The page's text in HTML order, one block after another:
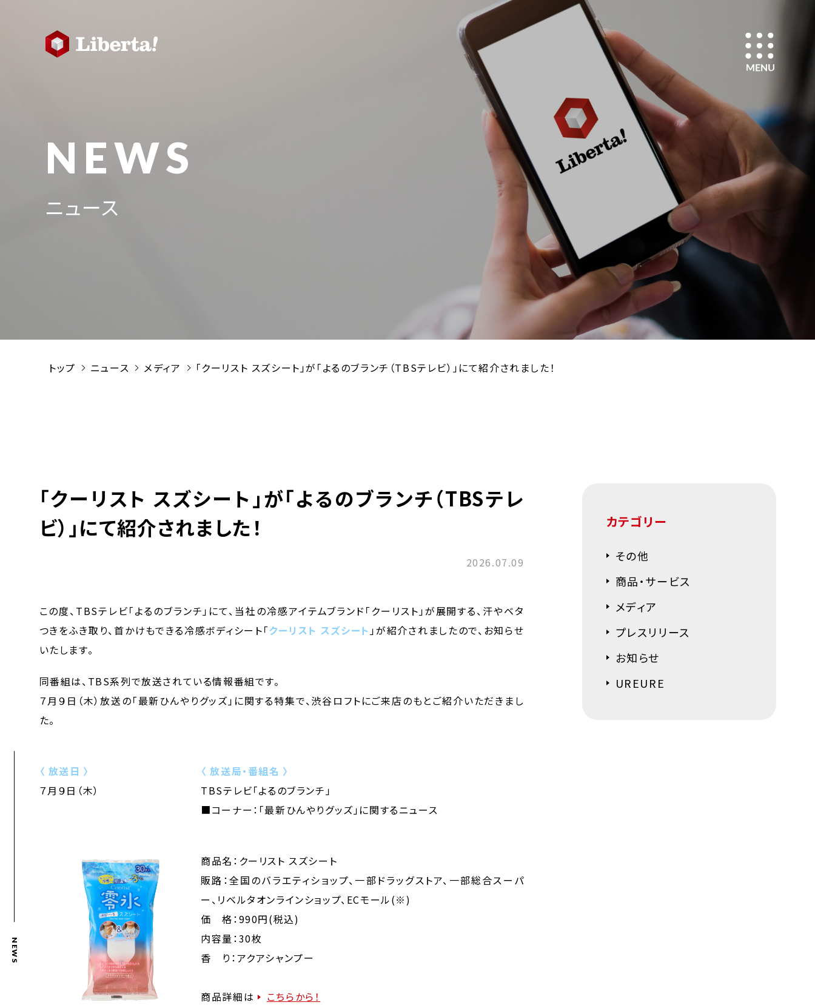
NEWS
ニュース
トップ ニュース メディア 「クーリスト スズシート​」が「よるのブランチ（TBSテレビ）」にて紹介されました！
NEWS
「クーリスト スズシート​」が「よるのブランチ（TBSテレ
ビ）」にて紹介されました！
2026.07.09
この度、TBSテレビ「よるのブランチ」にて、当社の冷感アイテムブランド「クーリスト」が展開する、汗やベタ
つきをふき取り、首かけもできる冷感ボディシート「クーリスト スズシート​」が紹介されましたので、お知らせ
いたします。
同番組は、TBS系列で放送されている情報番組です。
７月９日（木）放送の「最新ひんやりグッズ」に関する特集で、渋谷ロフトにご来店のもとご紹介いただきまし
た。
〈 放送日 〉
７月９日（木）
〈 放送局・番組名 〉
TBSテレビ「よるのブランチ」
■コーナー：「最新ひんやりグッズ」に関するニュース
商品名：クーリスト スズシート
販路：全国のバラエティショップ、一部ドラッグストア、一部総合スーパ
ー、リベルタオンラインショップ、ECモール(※)
価 格：990円(税込)
内容量：30枚
香 り：アクアシャンプー
商品詳細は こちらから！
カテゴリー
その他
商品・サービス
メディア
プレスリリース
お知らせ
UREURE